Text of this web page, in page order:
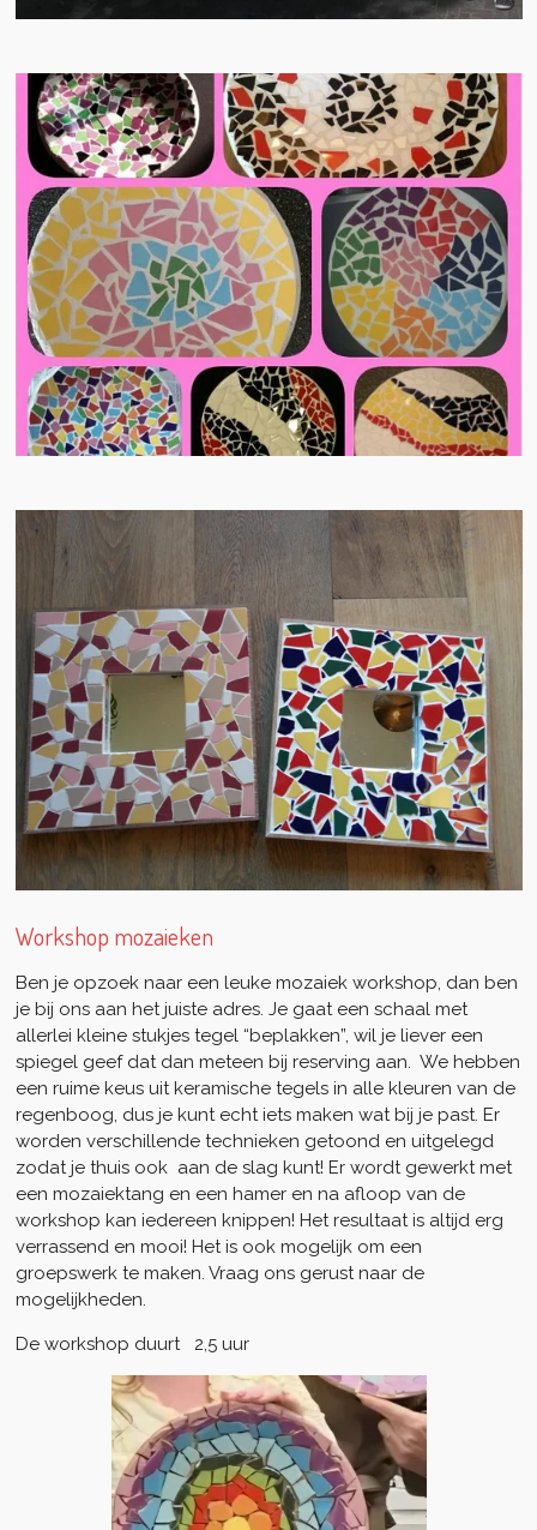
Workshop mozaieken
Ben je opzoek naar een leuke mozaiek workshop, dan ben
je bij ons aan het juiste adres. Je gaat een schaal met
allerlei kleine stukjes tegel “beplakken”, wil je liever een
spiegel geef dat dan meteen bij reserving aan. We hebben
een ruime keus uit keramische tegels in alle kleuren van de
regenboog, dus je kunt echt iets maken wat bij je past. Er
worden verschillende technieken getoond en uitgelegd
zodat je thuis ook aan de slag kunt! Er wordt gewerkt met
een mozaiektang en een hamer en na afloop van de
workshop kan iedereen knippen! Het resultaat is altijd erg
verrassend en mooi! Het is ook mogelijk om een
groepswerk te maken. Vraag ons gerust naar de
mogelijkheden.
De workshop duurt 2,5 uur